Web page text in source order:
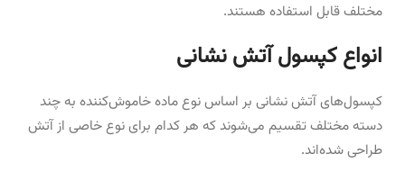
مختلف قابل استفاده هستند.
انواع کپسول آتش نشانی
کپسول‌های آتش نشانی بر اساس نوع ماده خاموش‌کننده به چند
دسته مختلف تقسیم می‌شوند که هر کدام برای نوع خاصی از آتش
طراحی شده‌اند.